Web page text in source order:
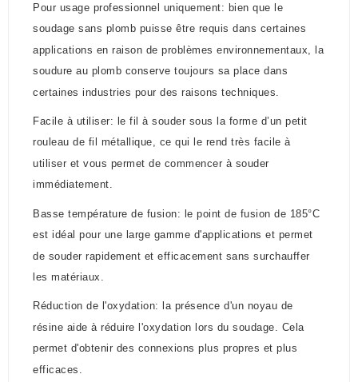
Pour usage professionnel uniquement: bien que le
soudage sans plomb puisse être requis dans certaines
applications en raison de problèmes environnementaux, la
soudure au plomb conserve toujours sa place dans
certaines industries pour des raisons techniques.
Facile à utiliser: le fil à souder sous la forme d’un petit
rouleau de fil métallique, ce qui le rend très facile à
utiliser et vous permet de commencer à souder
immédiatement.
Basse température de fusion: le point de fusion de 185°C
est idéal pour une large gamme d'applications et permet
de souder rapidement et efficacement sans surchauffer
les matériaux.
Réduction de l'oxydation: la présence d'un noyau de
résine aide à réduire l'oxydation lors du soudage. Cela
permet d'obtenir des connexions plus propres et plus
efficaces.